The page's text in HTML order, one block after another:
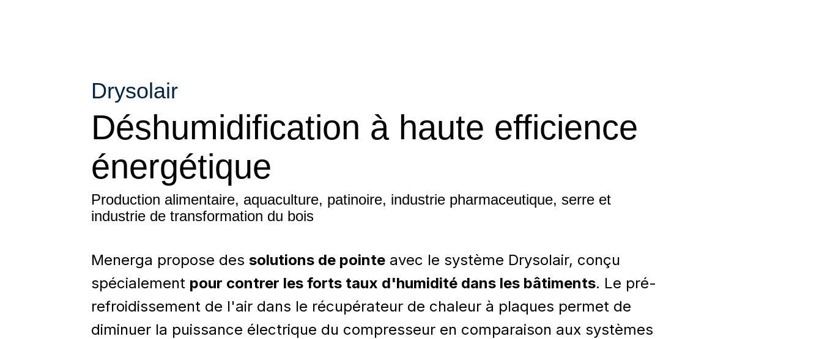
Déshumidification à haute efficience
énergétique
Drysolair
Production alimentaire, aquaculture, patinoire, industrie pharmaceutique, serre et
industrie de transformation du bois
Menerga propose des solutions de pointeavec le système Drysolair, conçu
spécialement pour contrer les forts taux d'humidité dans les bâtiments. Le pré-
refroidissement de l'air dans le récupérateur de chaleur à plaques permet de
diminuer la puissance électrique du compresseur en comparaison aux systèmes